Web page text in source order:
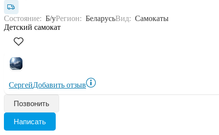
Состояние: Б/уРегион: БеларусьВид: Самокаты
Детский самокат
СергейДобавить отзыв
Позвонить
Написать